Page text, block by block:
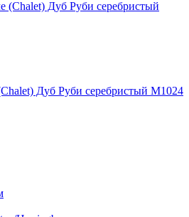
Дуб Руби серебристый M1024